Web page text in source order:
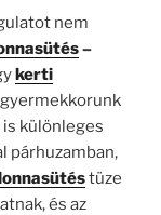
nem
–
kerti
különleges
párhuzamban,
tüze
és az